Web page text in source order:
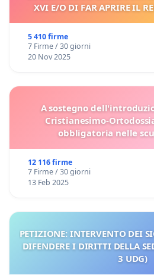
XVI E/O DI FAR APRIRE IL
5 410 firme
7 Firme / 30 giorni
20 Nov 2025
A sostegno
Cristianesimo-
obbligatoria nelle
12 116 firme
7 Firme / 30 giorni
13 Feb 2025
PETIZIONE: INTERVENTO DEI
DIFENDERE I DIRITTI DELLA
3 UDG)